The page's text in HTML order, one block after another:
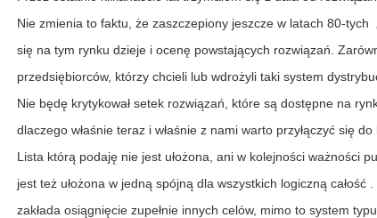
Nie zmienia to faktu, że zaszczepiony jeszcze w latach 80-
się na tym rynku dzieje i ocenę powstających rozwiązań.
przedsiębiorców, którzy chcieli lub wdrożyli taki system
Nie będę krytykował setek rozwiązań, które są dostępne na
dlaczego właśnie teraz i właśnie z nami warto przyłączyć się
Lista którą podaję nie jest ułożona, ani w kolejności ważności
jest też ułożona w jedną spójną dla wszystkich logiczną
zakłada osiągnięcie zupełnie innych celów, mimo to system